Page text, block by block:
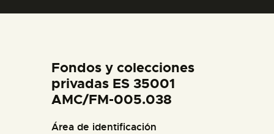
ESPAÑOL
Fondos y colecciones
privadas ES 35001
AMC/FM-005.038
Área de identificación